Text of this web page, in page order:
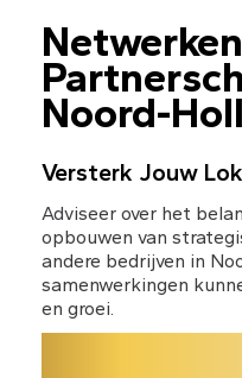
Noord-
Versterk Jouw
Adviseer over het
opbouwen van
andere bedrijven in
samenwerkingen
en groei.